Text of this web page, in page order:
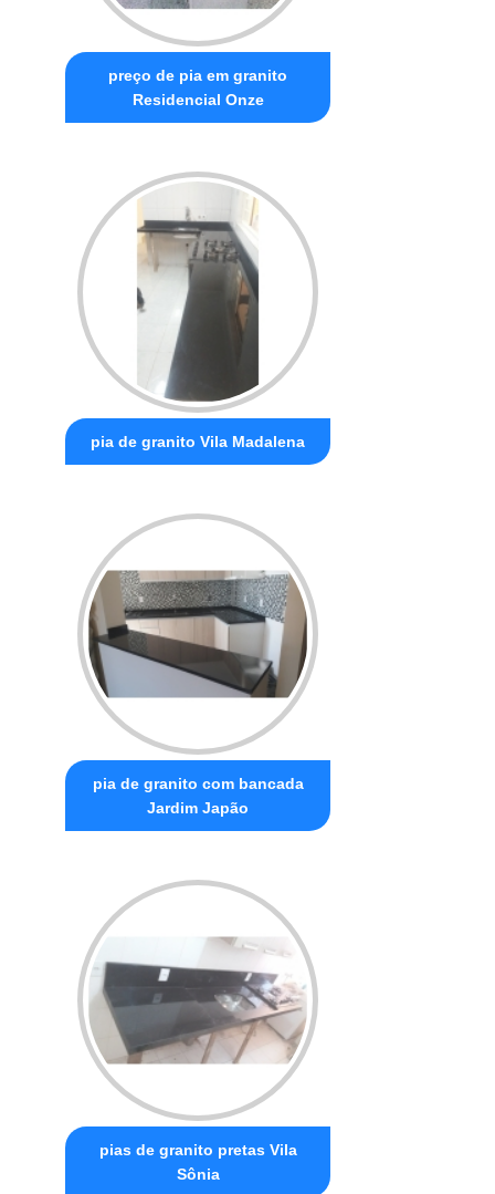
preço de pia em granito
Residencial Onze
pia de granito Vila Madalena
pia de granito com bancada
Jardim Japão
pias de granito pretas Vila
Sônia